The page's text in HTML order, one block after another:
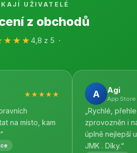
UŽIVATELÉ
z obchodů
4,8 z 5 ·
★★★★★
na místo, kam
A Agi
App Store
„Rychlé,
zprovozněn i
úplně nejlepší
JMK . Díky.“